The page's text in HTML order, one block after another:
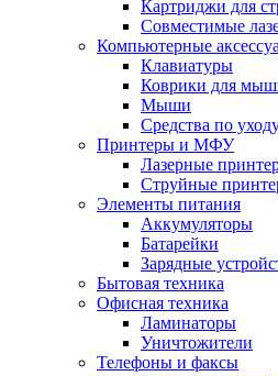
Картриджи для
Совместимые
Компьютерные
Клавиатуры
Коврики для
Мыши
Средства по
Принтеры и МФУ
Лазерные
Струйные
Элементы питания
Аккумуляторы
Батарейки
Зарядные
Бытовая техника
Офисная техника
Ламинаторы
Уничтожители
Телефоны и факсы